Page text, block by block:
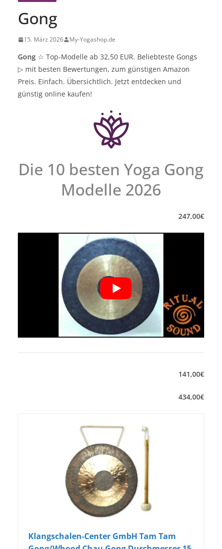
Gong
15. März 2026 My-Yogashop.de
Gong ☆ Top-Modelle ab 32,50 EUR. Beliebteste Gongs
▷ mit besten Bewertungen, zum günstigen Amazon
Preis. Einfach. Übersichtlich. Jetzt entdecken und
günstig online kaufen!
Die 10 besten Yoga Gong
Modelle 2026
247,00€
141,00€
434,00€
Klangschalen-Center GmbH Tam Tam